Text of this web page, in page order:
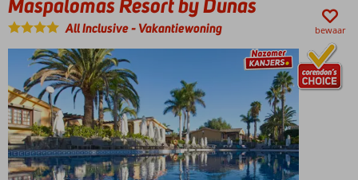
en oud
All Inclusive-Vakantiewoning bewaar